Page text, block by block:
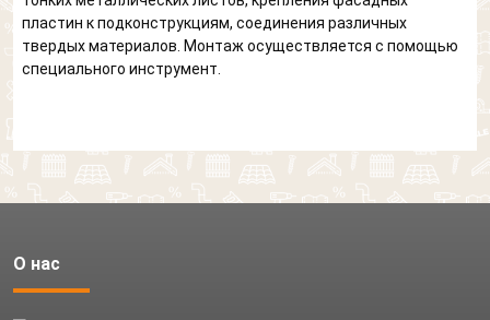
пластин к подконструкциям, соединения различных
твердых материалов. Монтаж осуществляется с помощью
специального инструмент.
О нас